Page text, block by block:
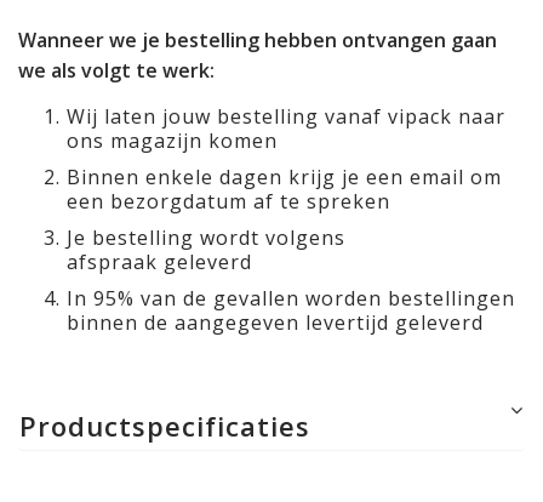
Wanneer we je bestelling hebben ontvangen gaan
we als volgt te werk:
Wij laten jouw bestelling vanaf vipack naar
ons magazijn komen
Binnen enkele dagen krijg je een email om
een bezorgdatum af te spreken
Je bestelling wordt volgens
afspraak geleverd
In 95% van de gevallen worden bestellingen
binnen de aangegeven levertijd geleverd
Productspecificaties